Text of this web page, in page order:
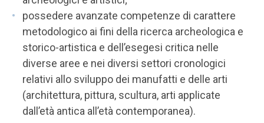
possedere avanzate competenze di carattere
metodologico ai fini della ricerca archeologica e
storico-artistica e dell’esegesi critica nelle
diverse aree e nei diversi settori cronologici
relativi allo sviluppo dei manufatti e delle arti
(architettura, pittura, scultura, arti applicate
dall’età antica all’età contemporanea).